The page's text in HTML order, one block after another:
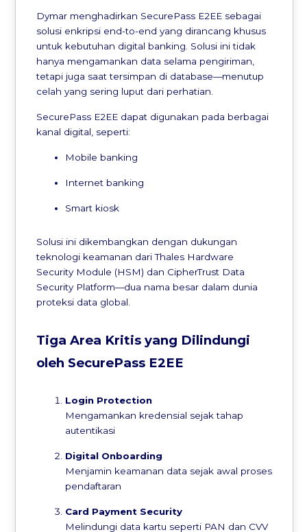
Dymar menghadirkan SecurePass E2EE sebagai
solusi enkripsi end-to-end yang dirancang khusus
untuk kebutuhan digital banking. Solusi ini tidak
hanya mengamankan data selama pengiriman,
tetapi juga saat tersimpan di database—menutup
celah yang sering luput dari perhatian.
SecurePass E2EE dapat digunakan pada berbagai
kanal digital, seperti:
Mobile banking
Internet banking
Smart kiosk
Solusi ini dikembangkan dengan dukungan
teknologi keamanan dari Thales Hardware
Security Module (HSM) dan CipherTrust Data
Security Platform—dua nama besar dalam dunia
proteksi data global.
Tiga Area Kritis yang Dilindungi
oleh SecurePass E2EE
Login Protection
Mengamankan kredensial sejak tahap
autentikasi
Digital Onboarding
Menjamin keamanan data sejak awal proses
pendaftaran
Card Payment Security
Melindungi data kartu seperti PAN dan CVV